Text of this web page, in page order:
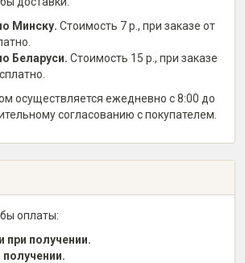
Минску. Стоимость 7 р., при заказе от
Беларуси. Стоимость 15 р., при заказе
осуществляется ежедневно с 8:00 до
согласованию с покупателем.
оплаты:
при получении.
получении.